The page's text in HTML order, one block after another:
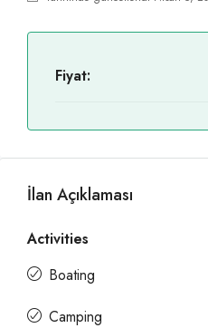
Fiyat:
İlan Açıklaması
Activities
Boating
Camping